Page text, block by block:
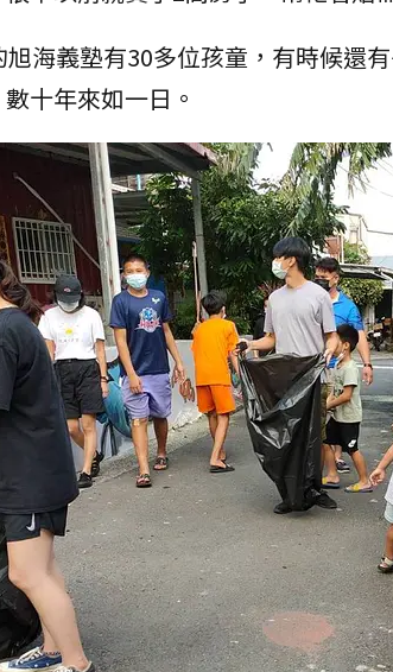
海義塾有30多位孩童，有時候還
十年來如一日。